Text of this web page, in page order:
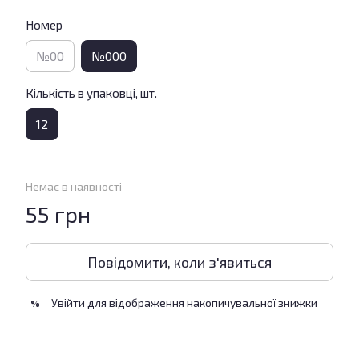
Номер
№00 №000
Кількість в упаковці, шт.
12
Немає в наявності
55 грн
Повідомити, коли з'явиться
% Увійти для відображення накопичувальної знижки